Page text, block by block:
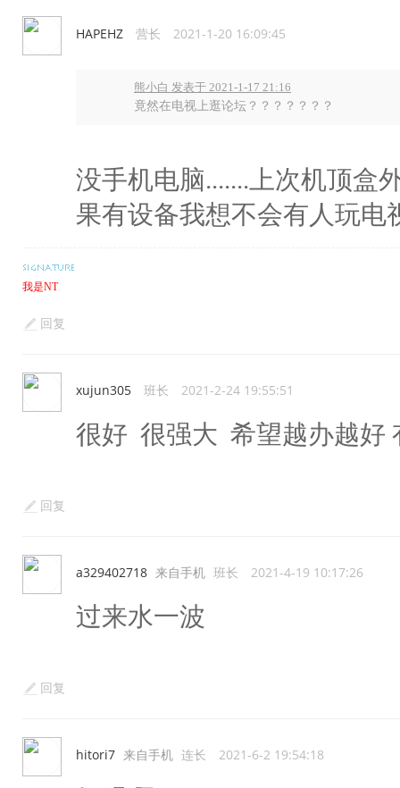
HAPEHZ 营长 2021-1-20 16:09:45
熊小白 发表于 2021-1-17 21:16
竟然在电视上逛论坛？？？？？？？
没手机电脑.......上次机顶盒
果有设备我想不会有人玩电
我是NT
回复
xujun305 班长 2021-2-24 19:55:51
很好 很强大 希望越办越好
回复
a329402718 来自手机 班长 2021-4-19 10:17:26
过来水一波
回复
hitori7 来自手机 连长 2021-6-2 19:54:18